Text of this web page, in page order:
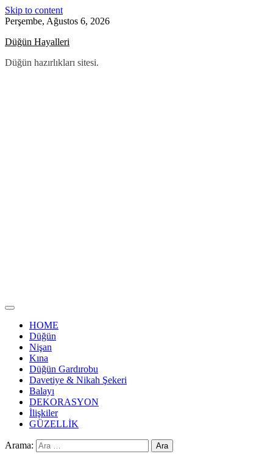
Skip to content
Perşembe, Ağustos 6, 2026
Düğün Hayalleri
Düğün hazırlıkları sitesi.
HOME
Düğün
Nişan
Kına
Düğün Gardırobu
Davetiye & Nikah Şekeri
Balayı
DEKORASYON
İlişkiler
GÜZELLİK
Arama: